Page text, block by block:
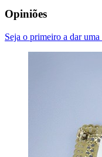
Opiniões
Seja o primeiro a dar